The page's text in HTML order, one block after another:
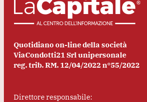
Quotidiano on-line della società
ViaCondotti21 Srl unipersonale
reg. trib. RM. 12/04/2022 n°55/2022
Direttore responsabile: